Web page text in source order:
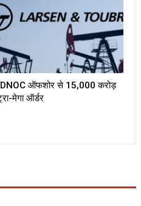
ऑफशोर से ₹15,000 करोड़
मेगा ऑर्डर